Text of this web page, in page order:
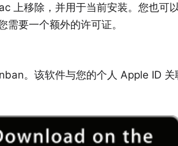
上移除，并用于当前安装。您也可
要一个额外的许可证。
。该软件与您的个人 Apple ID